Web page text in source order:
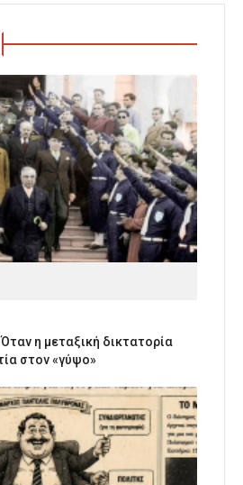
η μεταξική δικτατορία
στον «γύψο»